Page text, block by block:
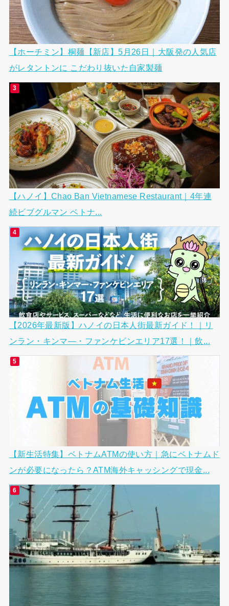
【ホーチミン】桐麺【新店】5月26日｜大阪発の人気店
がレタントンに こだわり抜いた自家製麺
【ハノイ】Chao Ban Vietnamese Restaurant｜4年連
続ビブグルマン ベトナ...
【2026年最新版】ハノイの日本人街最新ガイド！｜リ
ンラン・キンマ―・ファンケビンエリア17選！｜飲...
【新生活特集】ベトナムATMの使い方｜急にベトナムド
ンが必要になったら？ATM海外キャッシングで現金...